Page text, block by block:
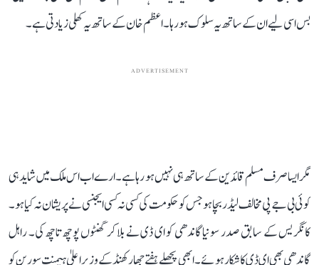
بس اسی لیے ان کے ساتھ یہ سلوک ہو رہا۔ اعظم خان کے ساتھ یہ کھلی زیادتی ہے۔
ADVERTISEMENT
مگر ایسا صرف مسلم قائدین کے ساتھ ہی نہیں ہو رہا ہے۔ ارے اب اس ملک میں شاید ہی
کوئی بی جے پی مخالف لیڈر بچا ہو جس کو حکومت کی کسی نہ کسی ایجنسی نے پریشان نہ کیا ہو۔
کانگریس کے سابق صدر سونیا گاندھی کو ای ڈی نے بلا کر گھنٹوں پوچھ تاچھ کی۔ راہل
گاندھی بھی ای ڈی کا شکار ہوئے۔ ابھی پچھلے ہفتے جھارکھنڈ کے وزیر اعلیٰ ہیمنت سورین کو